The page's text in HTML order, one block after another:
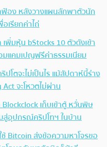
อง หลังวางแผนลักพาตัวนัก
เรียกค่าไถ่
พิ่มหุ้น bStocks 10 ตัวดังเข้า
แคมเปญฟรีค่าธรรมเนียม
โตจะไม่เป็นไร แม้สัปดาห์นี้ร่าง
จะโหวตไม่ผ่าน
เก็บเข้าตู้ หวั่นพิษ
สู่อุปกรณ์คริปโทฯ ในบ้าน
ช้ Bitcoin ส่งข้อความหาโจรขอ